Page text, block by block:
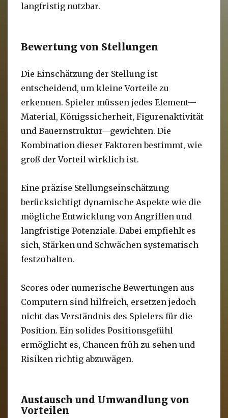
langfristig nutzbar.
Bewertung von Stellungen
Die Einschätzung der Stellung ist
entscheidend, um kleine Vorteile zu
erkennen. Spieler müssen jedes Element—
Material, Königssicherheit, Figurenaktivität
und Bauernstruktur—gewichten. Die
Kombination dieser Faktoren bestimmt, wie
groß der Vorteil wirklich ist.
Eine präzise Stellungseinschätzung
berücksichtigt dynamische Aspekte wie die
mögliche Entwicklung von Angriffen und
langfristige Potenziale. Dabei empfiehlt es
sich, Stärken und Schwächen systematisch
festzuhalten.
Scores oder numerische Bewertungen aus
Computern sind hilfreich, ersetzen jedoch
nicht das Verständnis des Spielers für die
Position. Ein solides Positionsgefühl
ermöglicht es, Chancen früh zu sehen und
Risiken richtig abzuwägen.
Austausch und Umwandlung von
Vorteilen